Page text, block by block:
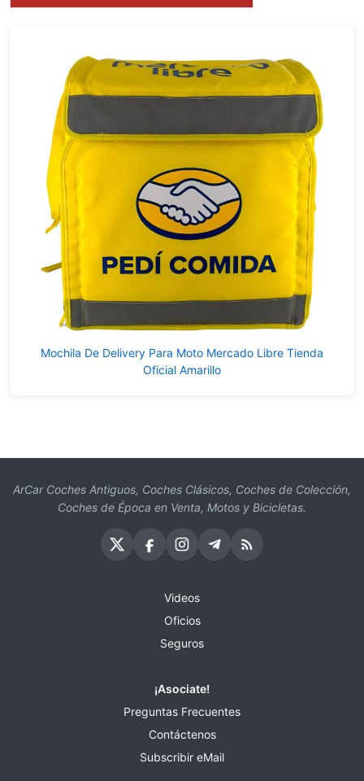
Mochila De Delivery Para Moto Mercado Libre Tienda
Oficial Amarillo
ArCar Coches Antiguos, Coches Clásicos, Coches de Colección,
Coches de Época en Venta, Motos y Bicicletas.
Videos
Oficios
Seguros
¡Asociate!
Preguntas Frecuentes
Contáctenos
Subscribir eMail